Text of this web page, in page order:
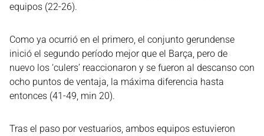
equipos (22-26).
Como ya ocurrió en el primero, el conjunto gerundense
inició el segundo período mejor que el Barça, pero de
nuevo los ‘culers’ reaccionaron y se fueron al descanso con
ocho puntos de ventaja, la máxima diferencia hasta
entonces (41-49, min 20).
Tras el paso por vestuarios, ambos equipos estuvieron